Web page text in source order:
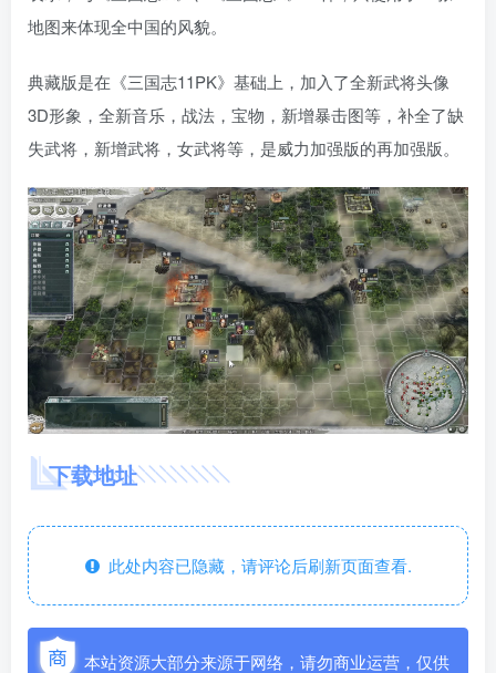
地图来体现全中国的风貌。
典藏版是在《三国志11PK》基础上，加入了全新武将头像
3D形象，全新音乐，战法，宝物，新增暴击图等，补全了缺
失武将，新增武将，女武将等，是威力加强版的再加强版。
下载地址
此处内容已隐藏，请评论后刷新页面查看.
本站资源大部分来源于网络，请勿商业运营，仅供